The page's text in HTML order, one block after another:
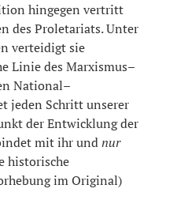
hingegen vertritt
des Proletariats. Unter
verteidigt sie
Linie des Marxismus–
National–
jeden Schritt unserer
der Entwicklung der
mit ihr undnur
historische
im Original)